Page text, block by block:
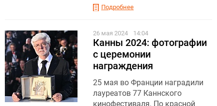
Подробнее
26 мая 2024 14:04
Канны 2024: фотографии
с церемонии
награждения
25 мая во Франции наградили
лауреатов 77 Каннского
кинофестиваля. По красной